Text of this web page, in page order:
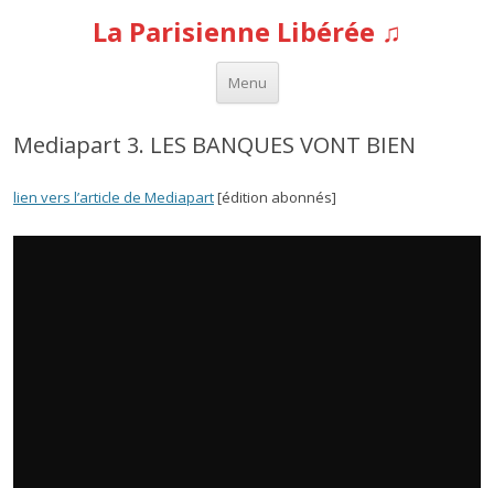
La Parisienne Libérée ♫
Menu
Aller au contenu
Mediapart 3. LES BANQUES VONT BIEN
lien vers l’article de Mediapart[édition abonnés]